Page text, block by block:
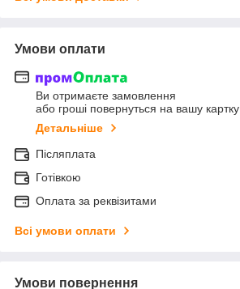
Умови оплати
Ви отримаєте замовлення
або гроші повернуться на вашу картку
Детальніше
Післяплата
Готівкою
Оплата за реквізитами
Всі умови оплати
Умови повернення